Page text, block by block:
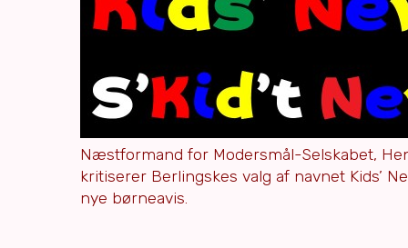
Næstformand for Modersmål-Selskabet,
kritiserer Berlingskes valg af navnet Kids’
nye børneavis.